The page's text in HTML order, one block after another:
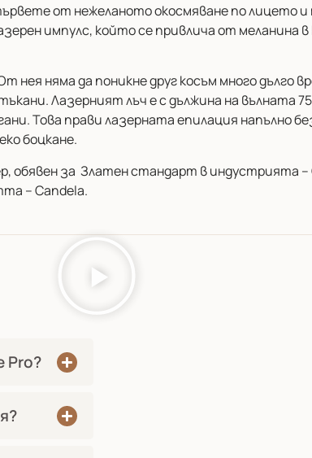
от нежеланото окосмяване по лицето
импулс, който се привлича от меланина
няма да поникне друг косъм много дълго
Лазерният лъч е с дължина на вълната
Това прави лазерната епилация напълно
боцкане.
обявен за Златен стандарт в индустрията –
– Candela.
Pro?